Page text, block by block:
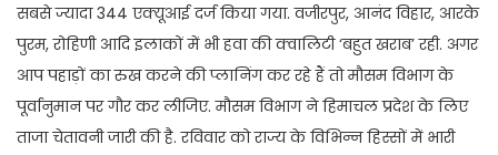
सबसे ज्यादा 344 एक्यूआई दर्ज किया गया. वजीरपुर, आनंद विहार, आरके
पुरम, रोहिणी आदि इलाकों में भी हवा की क्वालिटी ‘बहुत खराब’ रही. अगर
आप पहाड़ों का रुख करने की प्लानिंग कर रहे हैं तो मौसम विभाग के
पूर्वानुमान पर गौर कर लीजिए. मौसम विभाग ने हिमाचल प्रदेश के लिए
ताजा चेतावनी जारी की है. रविवार को राज्य के विभिन्न हिस्सों में भारी